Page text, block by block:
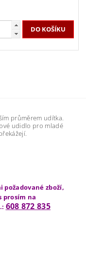
průměrem udítka.
udidlo pro mladé
požadované zboží,
na
608 872 835